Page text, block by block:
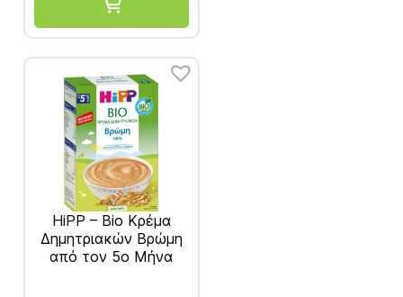
HiPP – Bio Κρέμα
Δημητριακών Βρώμη
από τον 5ο Μήνα